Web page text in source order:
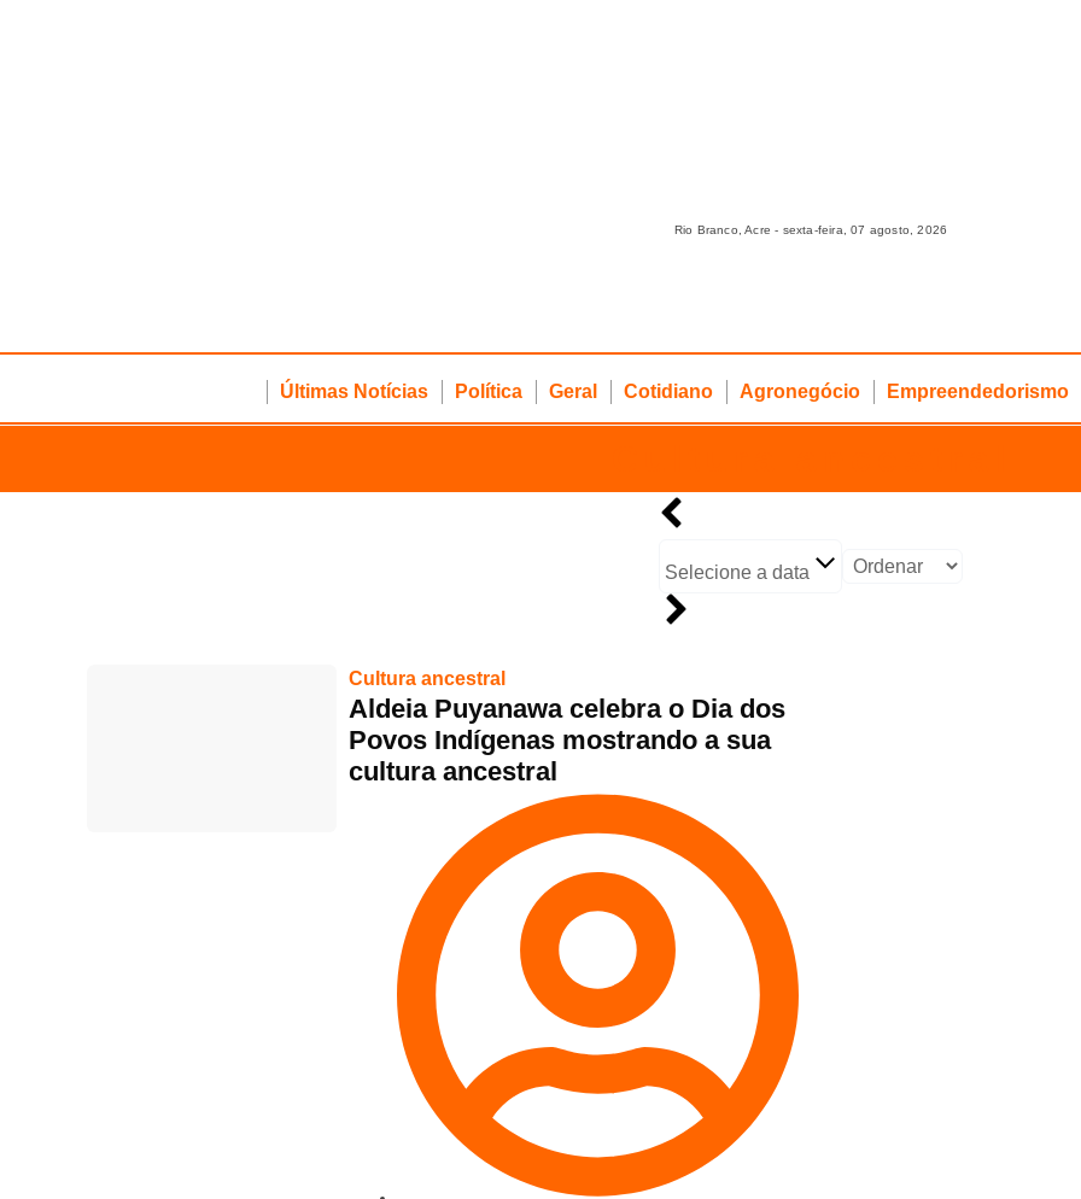
Rio Branco, Acre - sexta-feira, 07 agosto, 2026
Últimas Notícias Política Geral Cotidiano Agronegócio Empreendedorismo
Selecione a data
Cultura ancestral
Aldeia Puyanawa celebra o Dia dos
Povos Indígenas mostrando a sua
cultura ancestral